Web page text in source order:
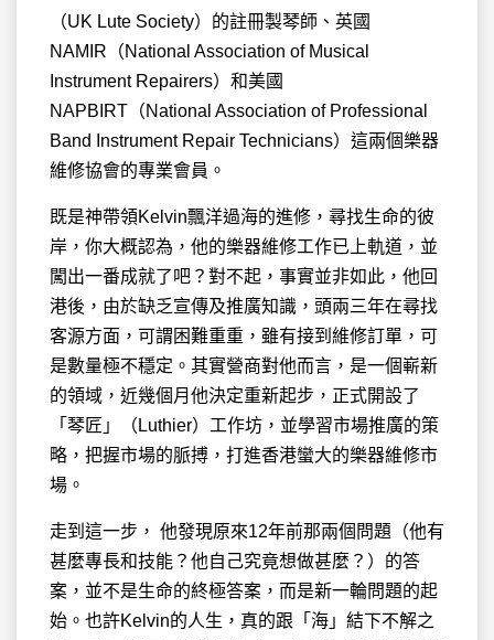
（UK Lute Society）的註冊製琴師、英國
NAMIR（National Association of Musical
Instrument Repairers）和美國
NAPBIRT（National Association of Professional
Band Instrument Repair Technicians）這兩個樂器
維修協會的專業會員。
既是神帶領Kelvin飄洋過海的進修，尋找生命的彼
岸，你大概認為，他的樂器維修工作已上軌道，並
闖出一番成就了吧？對不起，事實並非如此，他回
港後，由於缺乏宣傳及推廣知識，頭兩三年在尋找
客源方面，可謂困難重重，雖有接到維修訂單，可
是數量極不穩定。其實營商對他而言，是一個嶄新
的領域，近幾個月他決定重新起步，正式開設了
「琴匠」（Luthier）工作坊，並學習市場推廣的策
略，把握市場的脈搏，打進香港蠻大的樂器維修市
場。
走到這一步， 他發現原來12年前那兩個問題（他有
甚麼專長和技能？他自己究竟想做甚麼？）的答
案，並不是生命的終極答案，而是新一輪問題的起
始。也許Kelvin的人生，真的跟「海」結下不解之